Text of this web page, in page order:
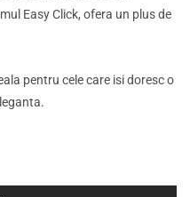
Easy Click, ofera un plus de
pentru cele care isi doresc o